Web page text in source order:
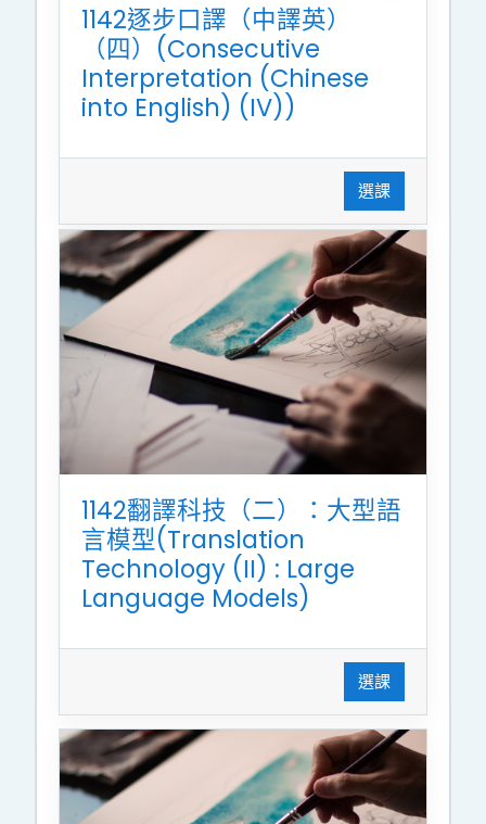
1142逐步口譯（中譯英）
（四）(Consecutive
Interpretation (Chinese
into English) (IV))
選課
1142翻譯科技（二）：大型語
言模型(Translation
Technology (II) : Large
Language Models)
選課